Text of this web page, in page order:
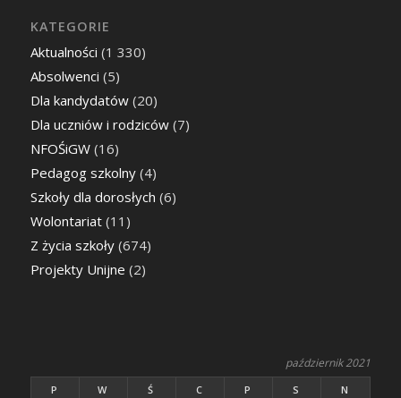
KATEGORIE
Aktualności (1 330)
Absolwenci (5)
Dla kandydatów(20)
Dla uczniów i rodziców(7)
NFOŚiGW(16)
Pedagog szkolny(4)
Szkoły dla dorosłych (6)
Wolontariat(11)
Z życia szkoły(674)
Projekty Unijne (2)
październik 2021
P W Ś C P S N